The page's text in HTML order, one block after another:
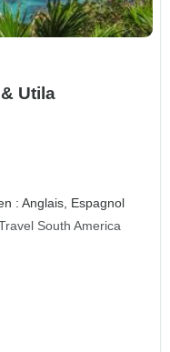
Utila
: Anglais, Espagnol
South America